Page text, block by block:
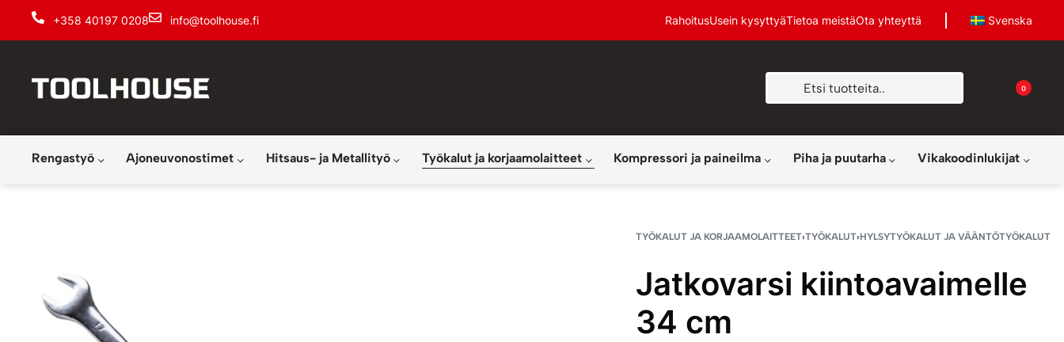
+358 40197 0208 info@toolhouse.fi RahoitusUsein kysyttyäTietoa meistäOta yhteyttä Svenska
0
Rengastyö Ajoneuvonostimet Hitsaus- ja Metallityö Työkalut ja korjaamolaitteet Kompressori ja paineilma Piha ja puutarha Vikakoodinlukijat
TYÖKALUT JA KORJAAMOLAITTEET›TYÖKALUT›HYLSYTYÖKALUT JA VÄÄNTÖTYÖKALUT
Jatkovarsi kiintoavaimelle
34 cm